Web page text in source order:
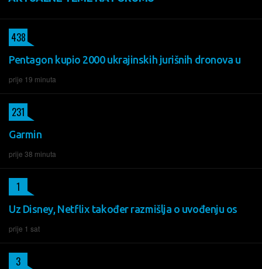
Pentagon kupio 2000 ukrajinskih jurišnih dronova u
prije 19 minuta
438
Garmin
prije 38 minuta
231
Uz Disney, Netflix također razmišlja o uvođenju os
prije 1 sat
1
3